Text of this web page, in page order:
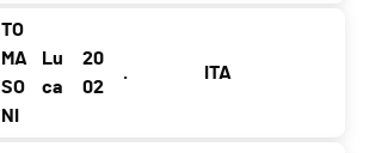
TO
MA
SO
NI
Lu
ca
20
02
. ITA